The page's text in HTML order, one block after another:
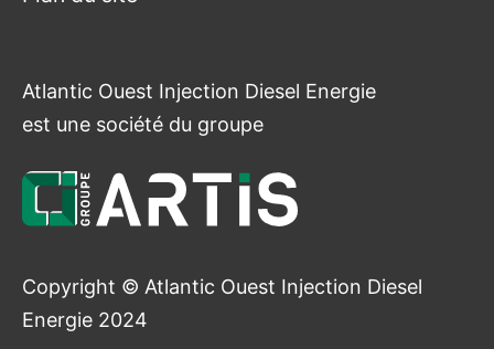
Atlantic Ouest Injection Diesel Energie
est une société du groupe
Copyright © Atlantic Ouest Injection Diesel
Energie 2024